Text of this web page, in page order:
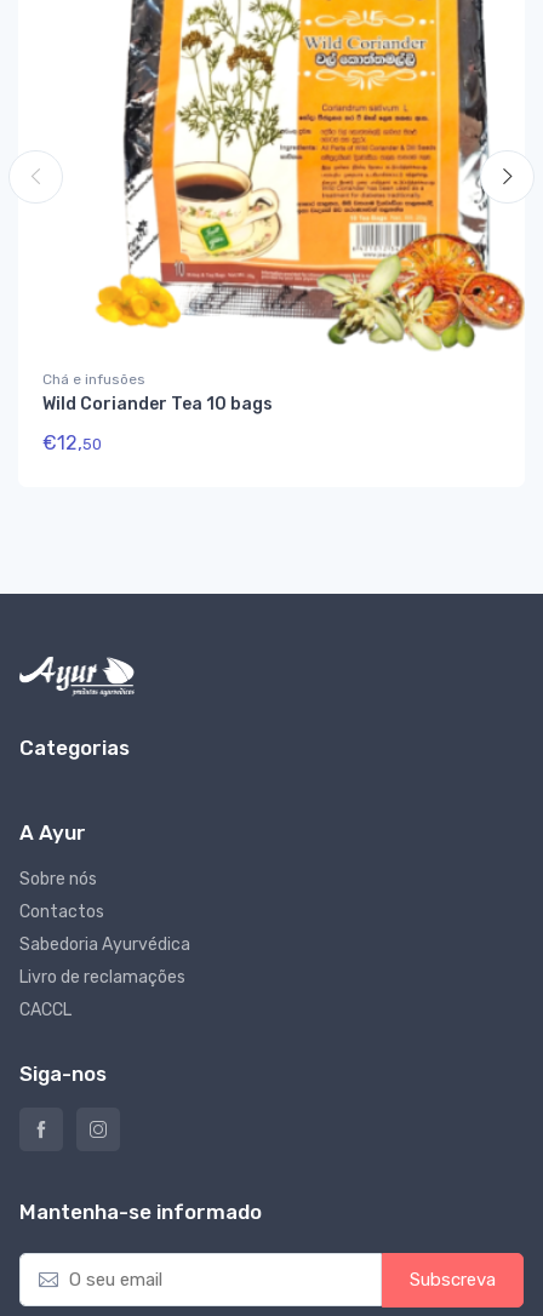
Chá e infusões
Wild Coriander Tea 10 bags
€12,50
Categorias
A Ayur
Sobre nós
Contactos
Sabedoria Ayurvédica
Livro de reclamações
CACCL
Siga-nos
Mantenha-se informado
E
a
Subscreva